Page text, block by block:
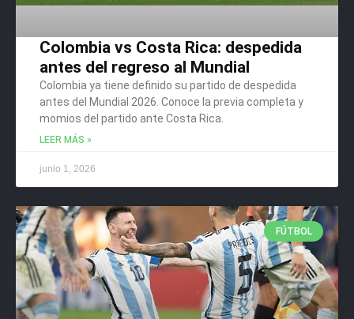
Colombia vs Costa Rica: despedida
antes del regreso al Mundial
Colombia ya tiene definido su partido de despedida
antes del Mundial 2026. Conoce la previa completa y
momios del partido ante Costa Rica.
LEER MÁS »
junio 1, 2026
FÚTBOL